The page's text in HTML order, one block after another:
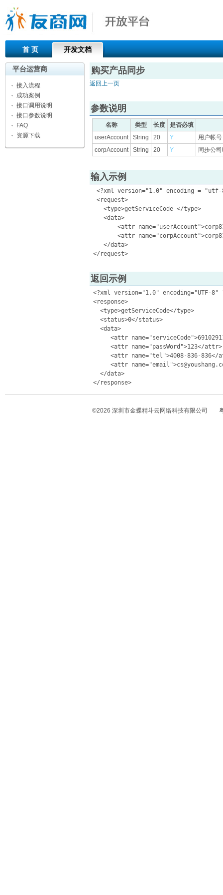
首 页 开发文档
购买产品同步
返回上一页
参数说明
名称 类型 长度
是否必填
userAccount
String 20 Y
用户帐
corpAccount
String 20 Y 同步公
输入示例
<?xml version="1.0" encoding =
  <request>
    <type>getServiceCode </type>
    <data>
<attr
<attr
    </data>
返回示例
<?xml version="1.0" encoding="UTF-
<response>
   <type>getServiceCode</type>
   <status>0</status>
   <data>
<attr
      <attr name="passWord">123</attr>
<attr name="tel">4008-836-836</
<attr
   </data>
平台运营商
接入流程
成功案例
接口调用说明
接口参数说明
FAQ
资源下载
©2026 深圳市金蝶精斗云网络科技有限公司